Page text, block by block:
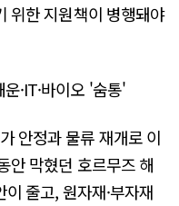
위한 지원책이 병행돼야
·IT·바이오 '숨통'
안정과 물류 재개로 이
안 막혔던 호르무즈 해
줄고, 원자재·부자재